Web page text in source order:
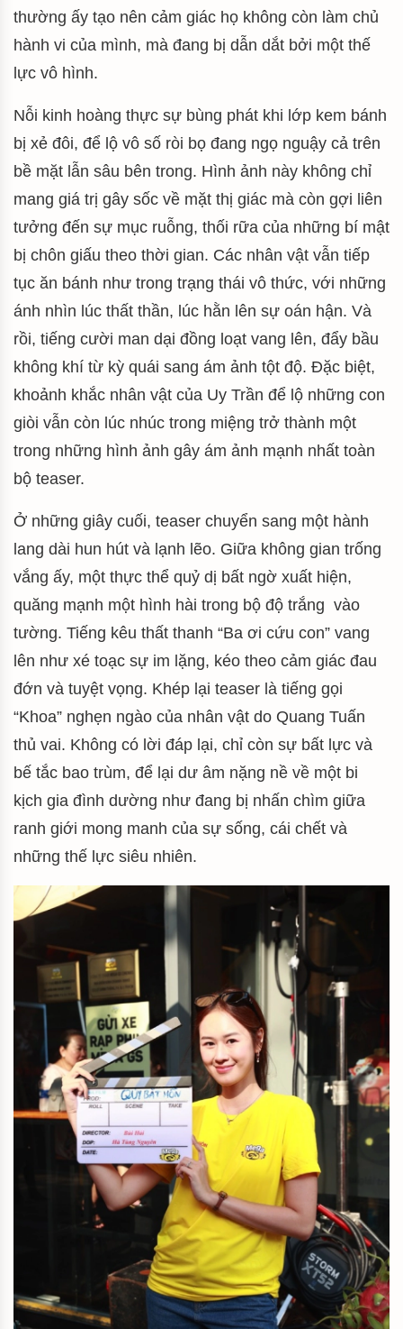
thường ấy tạo nên cảm giác họ không còn làm chủ
hành vi của mình, mà đang bị dẫn dắt bởi một thế
lực vô hình.
Nỗi kinh hoàng thực sự bùng phát khi lớp kem bánh
bị xẻ đôi, để lộ vô số ròi bọ đang ngọ nguậy cả trên
bề mặt lẫn sâu bên trong. Hình ảnh này không chỉ
mang giá trị gây sốc về mặt thị giác mà còn gợi liên
tưởng đến sự mục ruỗng, thối rữa của những bí mật
bị chôn giấu theo thời gian. Các nhân vật vẫn tiếp
tục ăn bánh như trong trạng thái vô thức, với những
ánh nhìn lúc thất thần, lúc hằn lên sự oán hận. Và
rồi, tiếng cười man dại đồng loạt vang lên, đẩy bầu
không khí từ kỳ quái sang ám ảnh tột độ. Đặc biệt,
khoảnh khắc nhân vật của Uy Trần để lộ những con
giòi vẫn còn lúc nhúc trong miệng trở thành một
trong những hình ảnh gây ám ảnh mạnh nhất toàn
bộ teaser.
Ở những giây cuối, teaser chuyển sang một hành
lang dài hun hút và lạnh lẽo. Giữa không gian trống
vắng ấy, một thực thể quỷ dị bất ngờ xuất hiện,
quăng mạnh một hình hài trong bộ độ trắng vào
tường. Tiếng kêu thất thanh “Ba ơi cứu con” vang
lên như xé toạc sự im lặng, kéo theo cảm giác đau
đớn và tuyệt vọng. Khép lại teaser là tiếng gọi
“Khoa” nghẹn ngào của nhân vật do Quang Tuấn
thủ vai. Không có lời đáp lại, chỉ còn sự bất lực và
bế tắc bao trùm, để lại dư âm nặng nề về một bi
kịch gia đình dường như đang bị nhấn chìm giữa
ranh giới mong manh của sự sống, cái chết và
những thế lực siêu nhiên.